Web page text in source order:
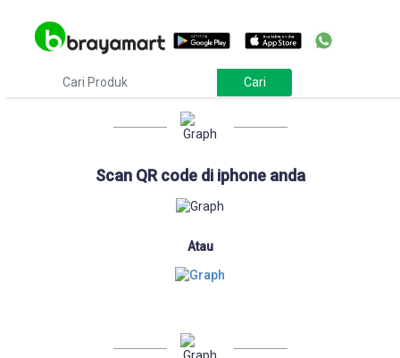
Download
Scan QR code di iphone anda
Atau